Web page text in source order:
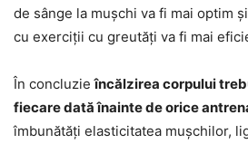
de sânge la mușchi va fi mai optim
cu exerciții cu greutăți va fi mai
În concluzieîncălzirea corpului
fiecare dată înainte de orice
îmbunătăți elasticitatea mușchilor,